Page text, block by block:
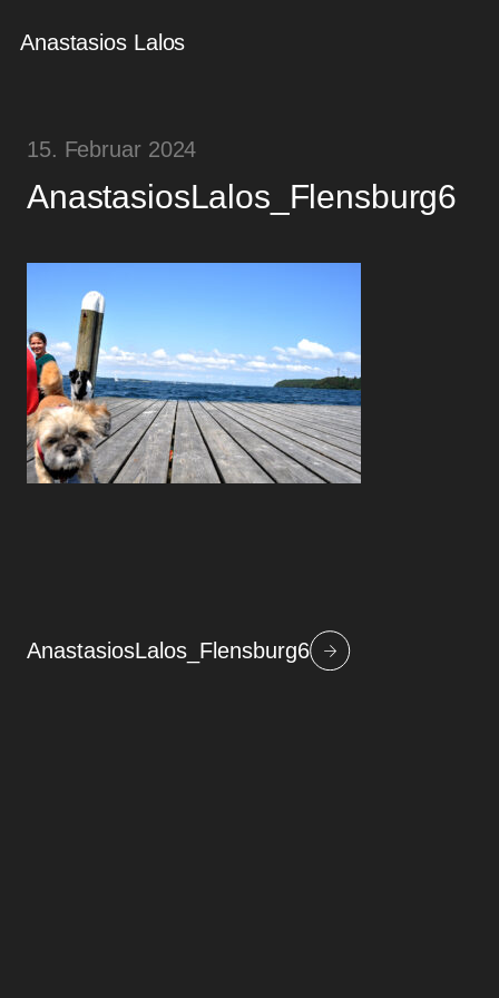
Anastasios Lalos
15. Februar 2024
AnastasiosLalos_Flensburg6
Beitragsnavigation
AnastasiosLalos_Flensburg6